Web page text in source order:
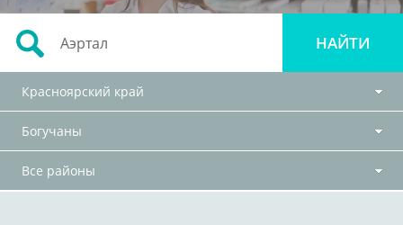
Красноярский край
Богучаны
Все районы